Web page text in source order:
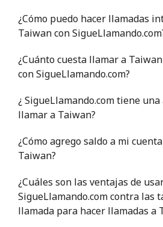
Celular ⁦21.9c⁩
Línea fija
Celular ⁦116.9c⁩
Turkey
Línea fija ⁦4.3c⁩
Celular ⁦30.9c⁩
¿Cómo puedo hacer llamadas
Taiwan con
¿Cuánto cuesta llamar a Taiwan
con SigueLlamando.com?
¿ SigueLlamando.com tiene
llamar a Taiwan?
¿Cómo agrego saldo a mi
Taiwan?
¿Cuáles son las ventajas de
SigueLlamando.com contra las
llamada para hacer llamadas a